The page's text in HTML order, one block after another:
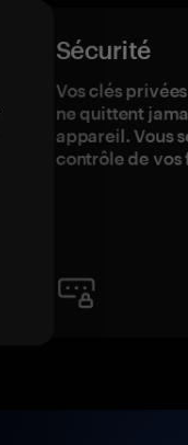
Sécurité
Vos clés
ne quittent
appareil. Vous
contrôle de vos